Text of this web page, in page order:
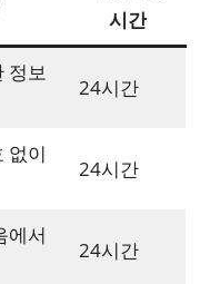
시간
정보
24시간
없이
24시간
에서
24시간